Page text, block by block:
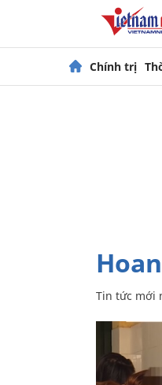
Chính trị
Tin tức mới